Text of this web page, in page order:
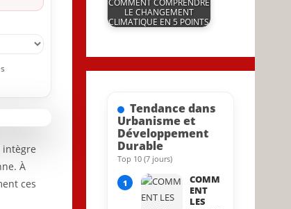
intègre
À
ces
LE CHANGEMENT
CLIMATIQUE EN 5 POINTS
22 November 2025
Tendance dans
Urbanisme et
Développement
Durable
Top 10 (7 jours)
1
COMM
ENT
LES